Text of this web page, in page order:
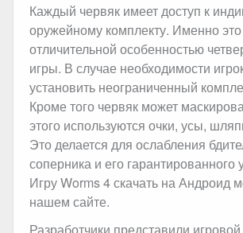
Каждый червяк имеет доступ к
оружейному комплекту. Именно это
отличительной особенностью
игры. В случае необходимости
установить неограниченный
Кроме того червяк может
этого используются очки, усы,
Это делается для ослабления
соперника и его гарантированного
Игру Worms 4 скачать на Андроид
нашем сайте.
Разработчики представили